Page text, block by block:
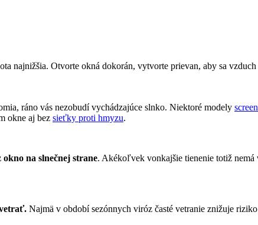
najnižšia. Otvorte okná dokorán, vytvorte prievan, aby sa
ráno vás nezobudí vychádzajúce slnko. Niektoré modely
okne aj bez sieťky proti hmyzu.
na slnečnej strane. Akékoľvek vonkajšie tienenie totiž
Najmä v období sezónnych viróz časté vetranie znižuje